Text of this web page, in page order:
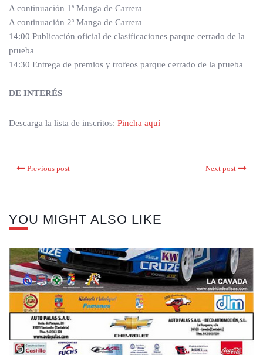
A continuación 1ª Manga de Carrera
A continuación 2ª Manga de Carrera
14:00 Publicación oficial de clasificaciones parque cerrado de la
prueba
14:30 Entrega de premios y trofeos parque cerrado de la prueba
DE INTERÉS
Descarga la lista de inscritos: Pincha aquí
Previous post Next post
YOU MIGHT ALSO LIKE